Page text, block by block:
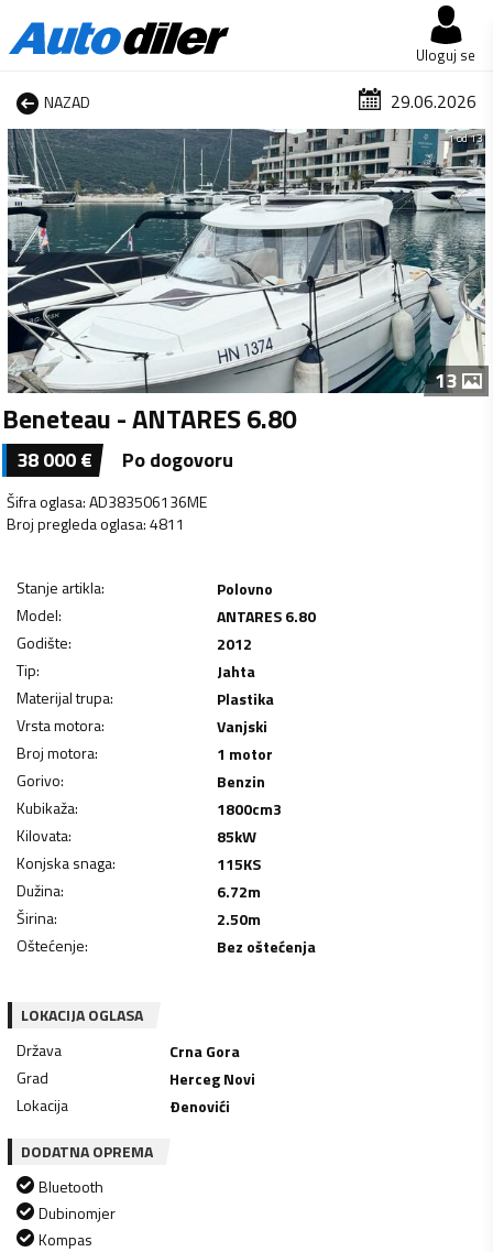
Uloguj se
NAZAD 29.06.2026
1 od 13
13
Beneteau - ANTARES 6.80
38 000€ Po dogovoru
Šifra oglasa:AD383506136ME
Broj pregleda oglasa:4811
Stanje artikla:
Polovno
Model:
ANTARES 6.80
Godište:
2012
Tip:
Jahta
Materijal trupa:
Plastika
Vrsta motora:
Vanjski
Broj motora:
1 motor
Gorivo:
Benzin
Kubikaža: 1800cm3
Kilovata: 85kW
Konjska snaga: 115KS
Dužina: 6.72m
Širina: 2.50m
Oštećenje: Bez oštećenja
LOKACIJA OGLASA
Država
Crna Gora
Grad
Herceg Novi
Lokacija
Ðenovići
DODATNA OPREMA
Bluetooth
Dubinomjer
Kompas